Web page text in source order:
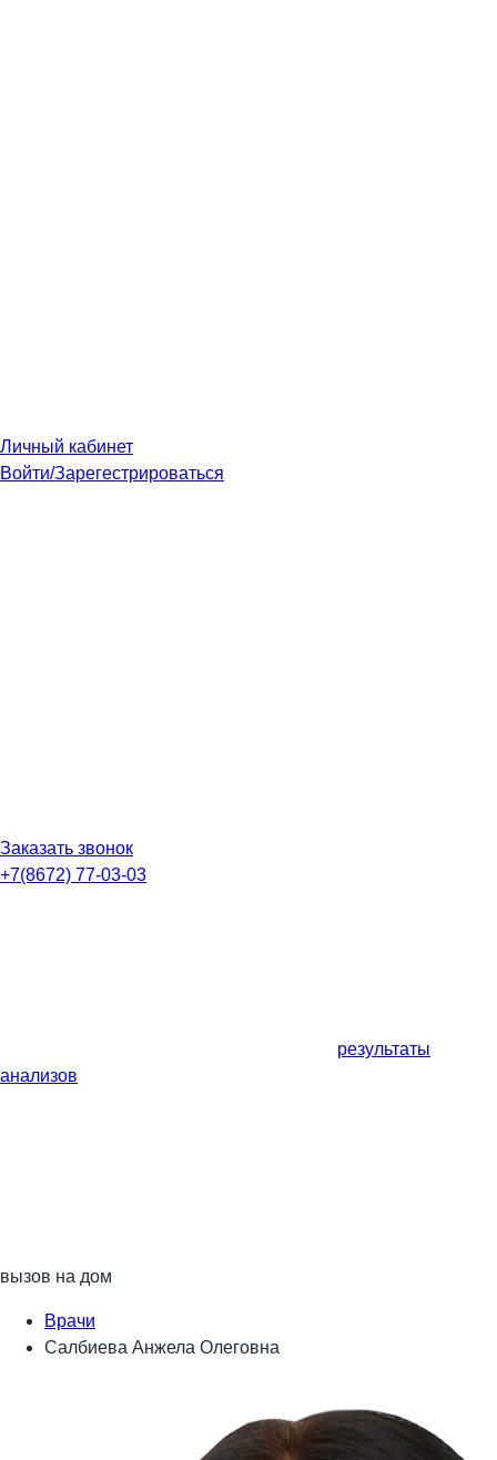
Личный кабинет
Войти/Зарегестрироваться
Заказать звонок
+7(8672) 77-03-03
результаты
анализов
вызов на дом
Врачи
Салбиева Анжела Олеговна